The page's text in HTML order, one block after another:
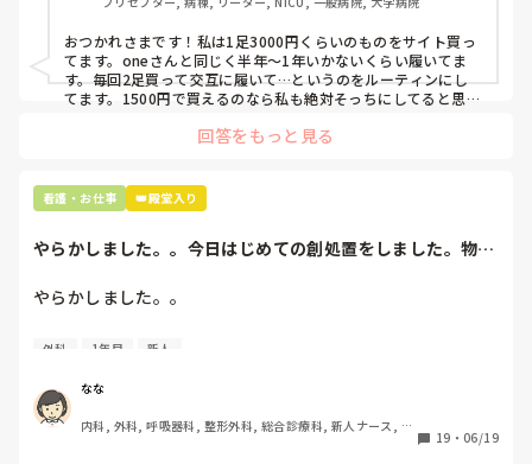
て言ってて、わたしの倍額は出せるのか！とびっくりしたの
で、世の皆さんはどうなのかなと…🤔
おつかれさまです！私は1足3000円くらいのものをサイト買っ
てます。oneさんと同じく半年〜1年いかないくらい履いてま
す。毎回2足買って交互に履いて…というのをルーティンにし
てます。1500円で買えるのなら私も絶対そっちにしてると思う
回答をもっと見る
看護・お仕事 👑殿堂入り
やらかしました。。今日はじめての創処置をしました。物品
やらかしました。。
今日はじめての創処置をしました。
ゴミと一緒に、ノリで鑷子達を捨てました。。
患者に使用した物品は使い捨て、という認識が頭の中にあっ
て…。
外科 1年目 新人
なな
内科, 外科, 呼吸器科, 整形外科, 総合診療科, 新人ナース, 脳
19 ・ 06/19